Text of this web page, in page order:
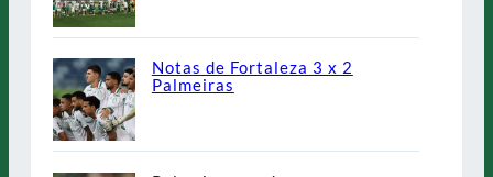
Notas de Fortaleza 3 x 2
Palmeiras